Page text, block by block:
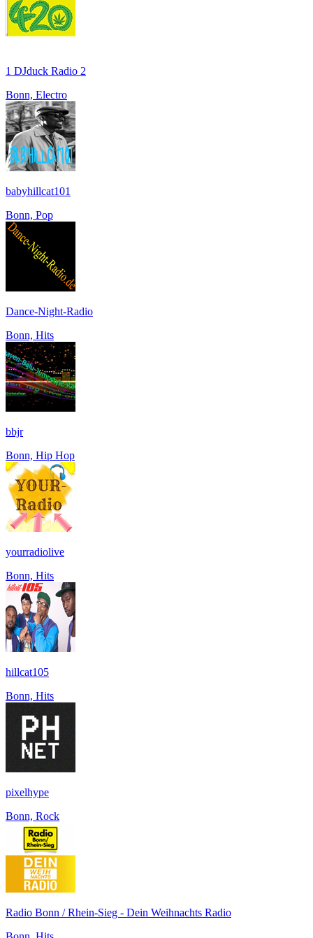
1 DJduck Radio 2
Bonn, Electro
babyhillcat101
Bonn, Pop
Dance-Night-Radio
Bonn, Hits
bbjr
Bonn, Hip Hop
yourradiolive
Bonn, Hits
hillcat105
Bonn, Hits
pixelhype
Bonn, Rock
Radio Bonn / Rhein-Sieg - Dein Weihnachts Radio